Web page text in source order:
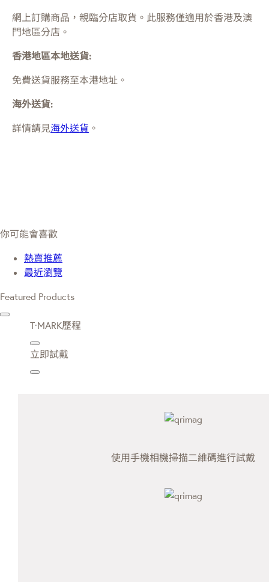
網上訂購商品，親臨分店取貨。此服務僅適用於香港及澳
門地區分店。
香港地區本地送貨:
免費送貨服務至本港地址。
海外送貨:
詳情請見海外送貨 。
你可能會喜歡
熱賣推薦
最近瀏覽
Featured Products
T·MARK歷程
立即試戴
使用手機相機掃描二維碼進行試戴